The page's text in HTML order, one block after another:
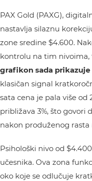
PAX Gold (PAXG),
nastavlja silaznu
zone sredine $4.600.
kontrolu na tim nivoima,
grafikon sada
klasičan signal
sata cena je pala više od
približava 3%, što govori
nakon produženog rasta
Psihološki nivo od
učesnika. Ova zona
oko koje se odlučuje